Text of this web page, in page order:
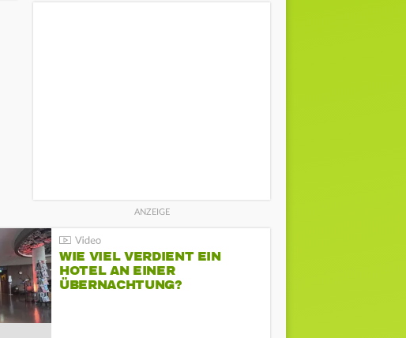
WIE VIEL VERDIENT EIN
HOTEL AN EINER
ÜBERNACHTUNG?